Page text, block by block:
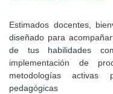
Estimados docentes,
diseñado para
de tus habilidades
implementación de
metodologías activas
pedagógicas